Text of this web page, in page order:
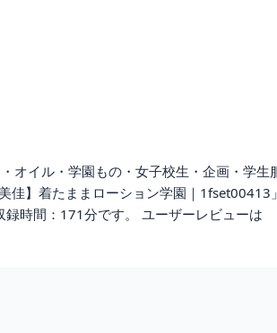
オイル・学園もの・女子校生・企画・学生
佳】着たままローション学園｜1fset00413
時間：171分です。 ユーザーレビューは